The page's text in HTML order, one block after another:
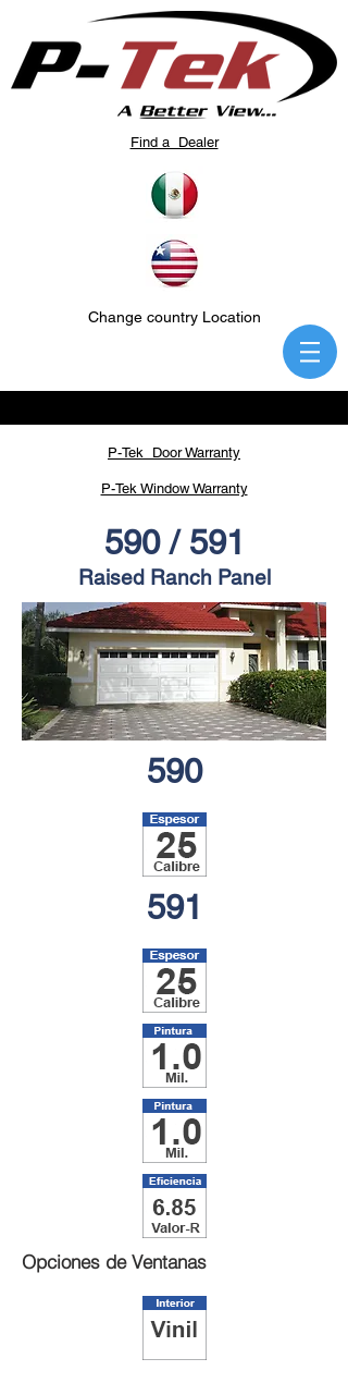
Find a Dealer
Change country Location
P-Tek Door Warranty
P-Tek Window Warranty
590 / 591
Raised Ranch Panel
590
591
Opciones de Ventanas